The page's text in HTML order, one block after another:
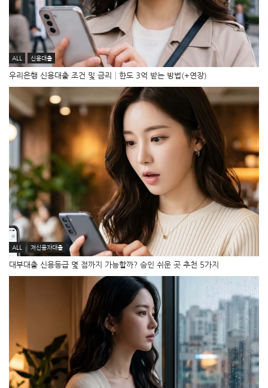
ALL 신용대출
우리은행 신용대출 조건 및 금리│한도 3억 받는 방법(+연장)
ALL 저신용자대출
대부대출 신용등급 몇 점까지 가능할까? 승인 쉬운 곳 추천 5가지